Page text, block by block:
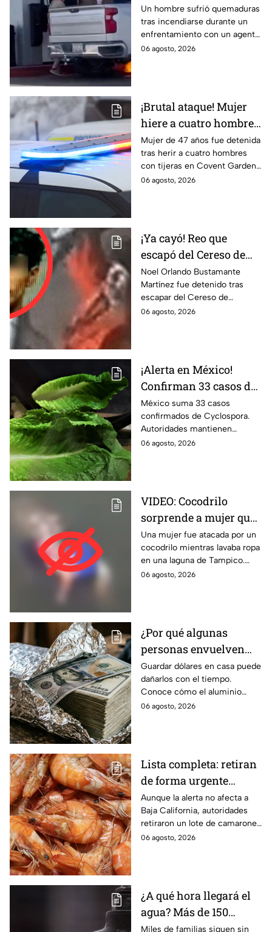
tras recibir descarga de
taser de un policía en
plena gasolinera
Un hombre sufrió quemaduras
tras incendiarse durante un
enfrentamiento con un agente
que usó un taser cerca de una
06 agosto, 2026
¡Brutal ataque! Mujer
hiere a cuatro hombres
con unas tijeras
Mujer de 47 años fue detenida
tras herir a cuatro hombres
con tijeras en Covent Garden,
Londres. Autoridades
06 agosto, 2026
¡Ya cayó! Reo que
escapó del Cereso de
Mexicali es detenido
tras operativo hoy 6 de
agosto
Noel Orlando Bustamante
Martínez fue detenido tras
escapar del Cereso de
Mexicali. Autoridades
06 agosto, 2026
¡Alerta en México!
Confirman 33 casos de
Cyclospora; estos
estados ya reportan
contagios
México suma 33 casos
confirmados de Cyclospora.
Autoridades mantienen
vigilancia e investigan posibles
06 agosto, 2026
VIDEO: Cocodrilo
sorprende a mujer que
lavaba ropa y la
arrastra al agua en
Tampico | FUERTES
IMÁGENES
Una mujer fue atacada por un
cocodrilo mientras lavaba ropa
en una laguna de Tampico.
Autoridades activaron un
06 agosto, 2026
¿Por qué algunas
personas envuelven
dólares en papel
aluminio? La razón
podría sorprenderte
Guardar dólares en casa puede
dañarlos con el tiempo.
Conoce cómo el aluminio
puede ayudar a proteger los
06 agosto, 2026
Lista completa: retiran
de forma urgente
camarones
contaminados con
salmonela
Aunque la alerta no afecta a
Baja California, autoridades
retiraron un lote de camarones
con salmonela en España;
06 agosto, 2026
¿A qué hora llegará el
agua? Más de 150
colonias de Tijuana
Miles de familias siguen sin